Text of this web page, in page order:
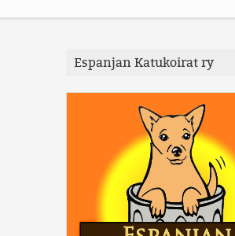
Espanjan Katukoirat ry